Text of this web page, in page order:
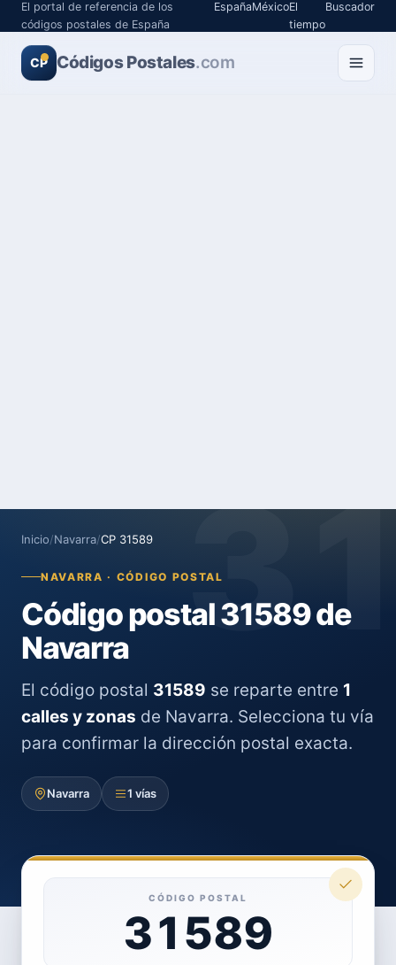
El portal de referencia de los
códigos postales de España
EspañaMéxicoEl
tiempo
Buscador
CP Códigos Postales.com
Inicio/Navarra/CP 31589
NAVARRA · CÓDIGO POSTAL
Código postal 31589 de
Navarra
El código postal 31589 se reparte entre 1
calles y zonas de Navarra. Selecciona tu vía
para confirmar la dirección postal exacta.
Navarra 1 vías
CÓDIGO POSTAL
31589